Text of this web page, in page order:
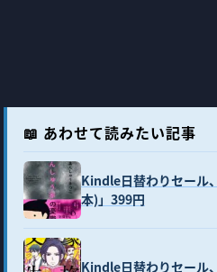
📖 あわせて読みたい記事
Kindle日替わりセール
本)」399円
Kindle日替わりセール